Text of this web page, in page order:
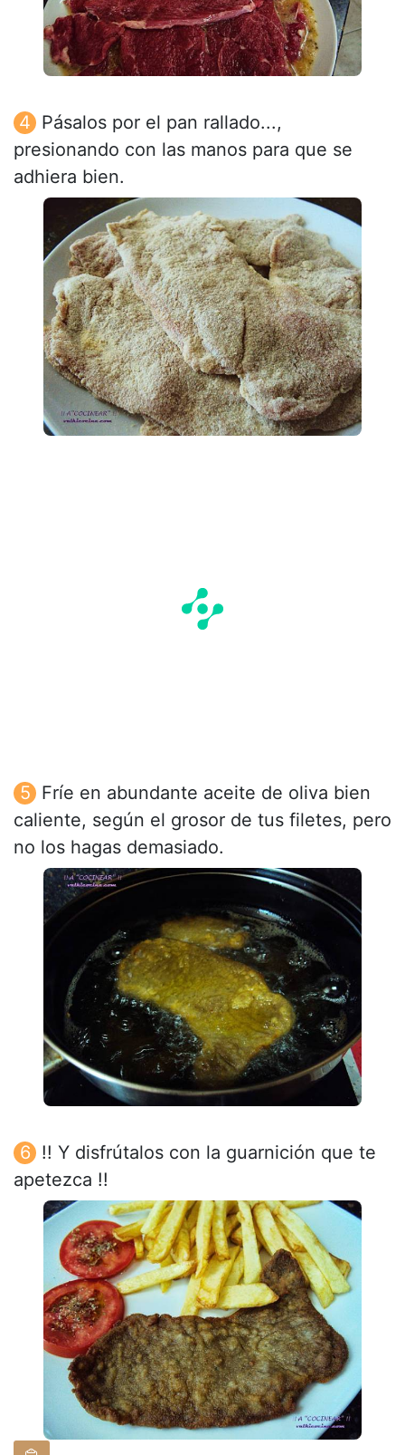
Pásalos por el pan rallado...,
presionando con las manos para que se
adhiera bien.
Fríe en abundante aceite de oliva bien
caliente, según el grosor de tus filetes, pero
no los hagas demasiado.
!! Y disfrútalos con la guarnición que te
apetezca !!